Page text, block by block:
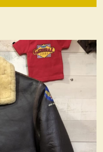
検索
グッズ
切り抜き
ング他